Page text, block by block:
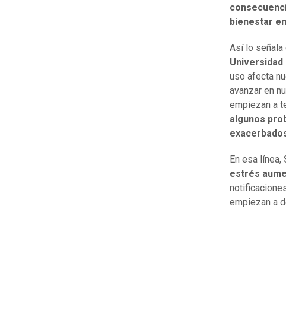
bienestar
Así lo señala
uso afecta
avanzar en
empiezan a
algunos
En esa
estrés
empiezan a